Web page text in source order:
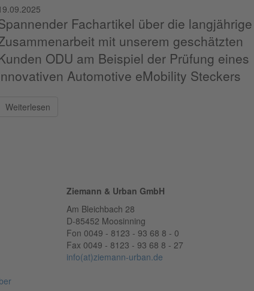
Fachartikel über die langjährige
mit unserem geschätzten
ODU am Beispiel der Prüfung eines
Automotive eMobility Steckers
Weiterlesen
Ziemann & Urban GmbH
Am Bleichbach 28
D-85452 Moosinning
Fon 0049 - 8123 - 93 68 8 - 0
Fax 0049 - 8123 - 93 68 8 - 27
info(at)ziemann-urban.de